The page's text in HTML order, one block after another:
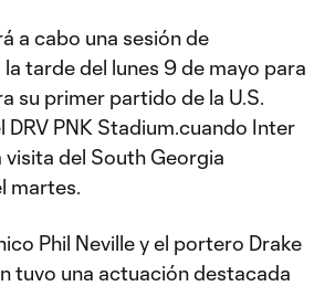
a cabo una sesión de
tarde del lunes 9 de mayo para
su primer partido de la U.S.
DRV PNK Stadium.cuando Inter
visita del South Georgia
martes.
Phil Neville y el portero Drake
tuvo una actuación destacada